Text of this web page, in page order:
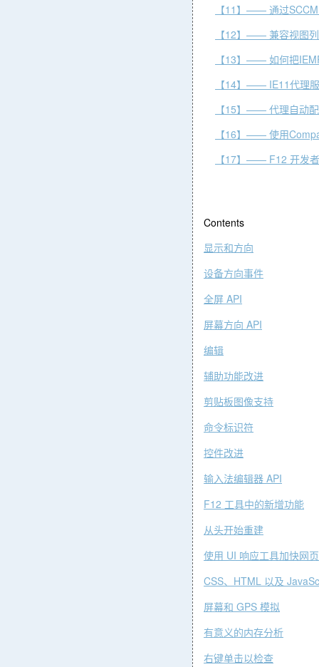
【11】—— 通过
【12】—— 兼容视图
【13】—— 如何把
【14】—— IE11代理
【15】—— 代理自动
【16】—— 使用
【17】—— F12 开发
Contents
显示和方向
设备方向事件
全屏 API
屏幕方向 API
编辑
辅助功能改进
剪贴板图像支持
命令标识符
控件改进
输入法编辑器 API
F12 工具中的新增功能
从头开始重建
使用 UI 响应工具加快网
CSS、 HTML 以及
屏幕和 GPS 模拟
有意义的内存分析
右键单击以检查